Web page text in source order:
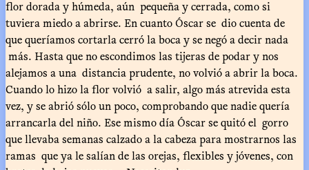
flor dorada y húmeda, aún pequeña y cerrada, como si
tuviera miedo a abrirse. En cuanto Óscar se dio cuenta de
que queríamos cortarla cerró la boca y se negó a decir nada
más. Hasta que no escondimos las tijeras de podar y nos
alejamos a una distancia prudente, no volvió a abrir la boca.
Cuando lo hizo la flor volvió a salir, algo más atrevida esta
vez, y se abrió sólo un poco, comprobando que nadie quería
arrancarla del niño. Ese mismo día Óscar se quitó el gorro
que llevaba semanas calzado a la cabeza para mostrarnos las
ramas que ya le salían de las orejas, flexibles y jóvenes, con